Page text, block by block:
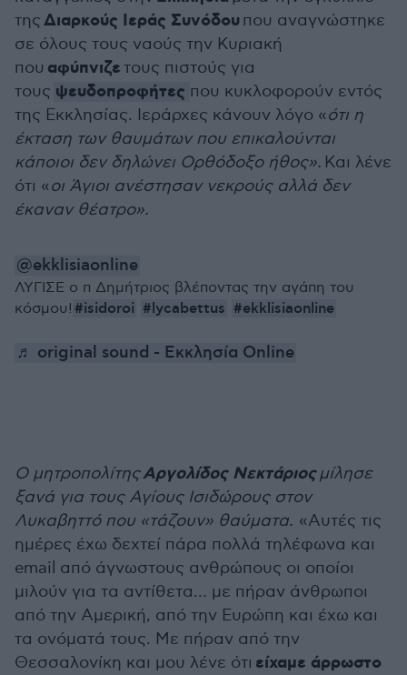
τηςΔιαρκούς Ιεράς Συνόδουπου αναγνώστηκε
σε όλους τους ναούς την Κυριακή
που αφύπνιζετους πιστούς για
τους ψευδοπροφήτες που κυκλοφορούν εντός
της Εκκλησίας. Ιεράρχες κάνουν λόγο «ότι η
έκταση των θαυμάτων που επικαλούνται
κάποιοι δεν δηλώνει Ορθόδοξο ήθος». Και λένε
ότι «οι Άγιοι ανέστησαν νεκρούς αλλά δεν
έκαναν θέατρο».
@ekklisiaonline
ΛΥΓΙΣΕ ο π Δημήτριος βλέποντας την αγάπη του
κόσμου! #isidoroi #lycabettus #ekklisiaonline
♬ original sound - Εκκλησία Online
Ο μητροπολίτηςΑργολίδος Νεκτάριοςμίλησε
ξανά για τους Αγίους Ισιδώρους στον
Λυκαβηττό που «τάζουν» θαύματα. «Αυτές τις
ημέρες έχω δεχτεί πάρα πολλά τηλέφωνα και
email από άγνωστους ανθρώπους οι οποίοι
μιλούν για τα αντίθετα… με πήραν άνθρωποι
από την Αμερική, από την Ευρώπη και έχω και
τα ονόματά τους. Με πήραν από την
Θεσσαλονίκη και μου λένε ότι είχαμε άρρωστο